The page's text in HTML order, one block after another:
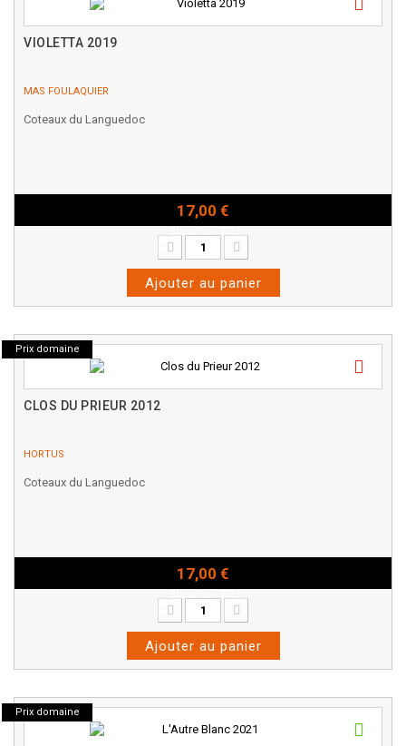
VIOLETTA 2019
MAS FOULAQUIER
Coteaux du Languedoc
17,00 €
Ajouter au panier
Prix domaine
CLOS DU PRIEUR 2012
HORTUS
Coteaux du Languedoc
17,00 €
Ajouter au panier
Prix domaine